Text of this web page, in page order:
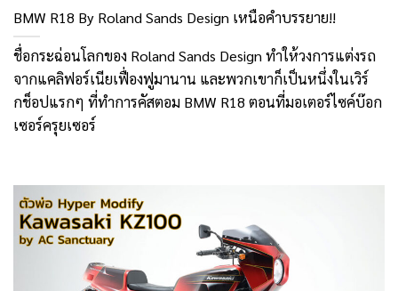
BMW R18 By Roland Sands Design เหนือคำบรรยาย!!
ชื่อกระฉ่อนโลกของ Roland Sands Design ทำให้วงการแต่งรถ
จากแคลิฟอร์เนียเฟื่องฟูมานาน และพวกเขาก็เป็นหนึ่งในเวิร์
กช็อปแรกๆ ที่ทำการคัสตอม BMW R18 ตอนที่มอเตอร์ไซค์บ๊อก
เซอร์ครุยเซอร์